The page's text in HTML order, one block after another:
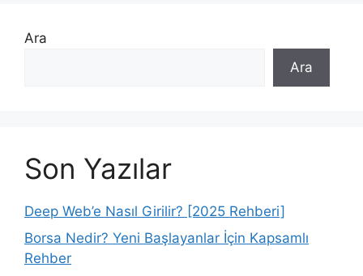
Ara
Ara
Son Yazılar
Deep Web’e Nasıl Girilir? [2025 Rehberi]
Borsa Nedir? Yeni Başlayanlar İçin Kapsamlı
Rehber